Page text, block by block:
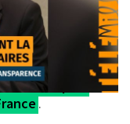
2022. Après
conflit qui en a
bois en faveur
côté et de l’autre,
pour
.